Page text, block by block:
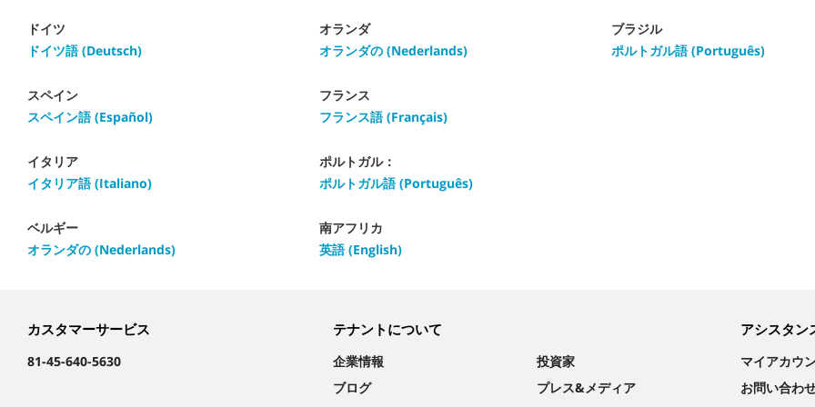
ドイツ
ドイツ語 (Deutsch)
オランダ
オランダの (Nederlands)
スペイン
スペイン語 (Español)
フランス
フランス語 (Français)
イタリア
イタリア語 (Italiano)
ポルトガル：
ポルトガル語 (Português)
ベルギー
オランダの (Nederlands)
南アフリカ
英語 (English)
ブラジル
ポルトガル語 (Português)
カスタマーサービス
81-45-640-5630
テナントについて
企業情報
ブログ
投資家
プレス&メディア
アシスタン
マイアカウ
お問い合わ